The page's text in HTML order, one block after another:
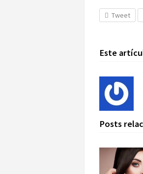
Tweet
Este
Posts